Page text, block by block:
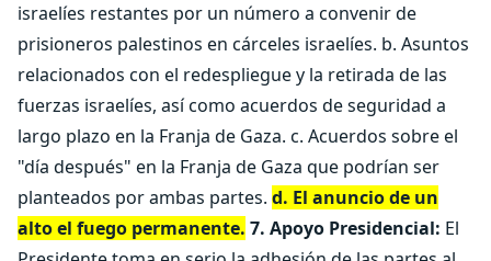
israelíes restantes por un número a convenir de
prisioneros palestinos en cárceles israelíes. b. Asuntos
relacionados con el redespliegue y la retirada de las
fuerzas israelíes, así como acuerdos de seguridad a
largo plazo en la Franja de Gaza. c. Acuerdos sobre el
"día después" en la Franja de Gaza que podrían ser
planteados por ambas partes. d. El anuncio de un
alto el fuego permanente. 7. Apoyo Presidencial: El